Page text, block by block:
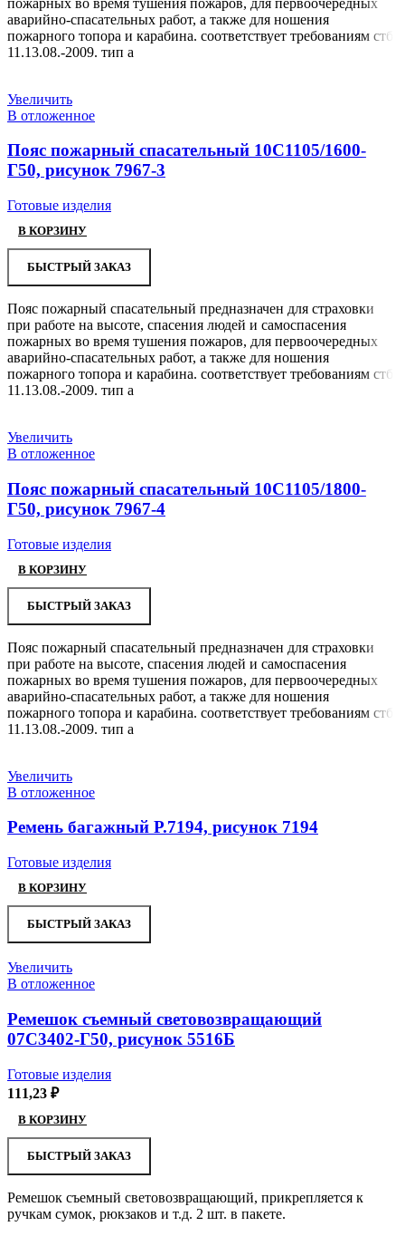
аварийно-спасательных работ, а также для ношения
пожарного топора и карабина. соответствует требованиям стб
11.13.08.-2009. тип а
Увеличить
В отложенное
Пояс пожарный спасательный 10С1105/1600-
Г50, рисунок 7967-3
Готовые изделия
В КОРЗИНУ
БЫСТРЫЙ ЗАКАЗ
Пояс пожарный спасательный предназначен для страховки
при работе на высоте, спасения людей и самоспасения
пожарных во время тушения пожаров, для первоочередных
аварийно-спасательных работ, а также для ношения
пожарного топора и карабина. соответствует требованиям стб
11.13.08.-2009. тип а
Увеличить
В отложенное
Пояс пожарный спасательный 10С1105/1800-
Г50, рисунок 7967-4
Готовые изделия
В КОРЗИНУ
БЫСТРЫЙ ЗАКАЗ
Пояс пожарный спасательный предназначен для страховки
при работе на высоте, спасения людей и самоспасения
пожарных во время тушения пожаров, для первоочередных
аварийно-спасательных работ, а также для ношения
пожарного топора и карабина. соответствует требованиям стб
11.13.08.-2009. тип а
Увеличить
В отложенное
Ремень багажный Р.7194, рисунок 7194
Готовые изделия
В КОРЗИНУ
БЫСТРЫЙ ЗАКАЗ
Увеличить
В отложенное
Ремешок съемный световозвращающий
07С3402-Г50, рисунок 5516Б
Готовые изделия
111,23 ₽
В КОРЗИНУ
БЫСТРЫЙ ЗАКАЗ
Ремешок съемный световозвращающий, прикрепляется к
ручкам сумок, рюкзаков и т.д. 2 шт. в пакете.